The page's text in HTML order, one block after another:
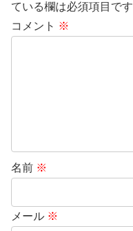
ている欄は必須項目です
コメント ※
名前 ※
メール ※